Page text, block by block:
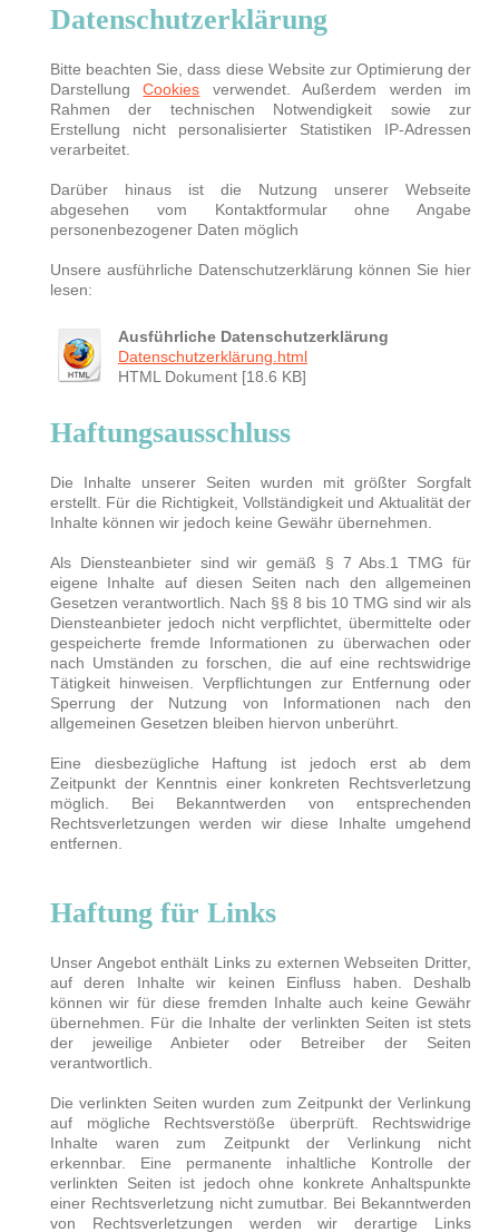
Datenschutzerklärung
Bitte beachten Sie, dass diese Website zur Optimierung der
DarstellungCookies verwendet. Außerdem werden im
Rahmen der technischen Notwendigkeit sowie zur
Erstellung nicht personalisierter Statistiken IP-Adressen
verarbeitet.
Darüber hinaus ist die Nutzung unserer Webseite
abgesehen vom Kontaktformular ohne Angabe
personenbezogener Daten möglich
Unsere ausführliche Datenschutzerklärung können Sie hier
lesen:
Ausführliche Datenschutzerklärung
Datenschutzerklärung.html
HTML Dokument [18.6 KB]
Haftungsausschluss
Die Inhalte unserer Seiten wurden mit größter Sorgfalt
erstellt. Für die Richtigkeit, Vollständigkeit und Aktualität der
Inhalte können wir jedoch keine Gewähr übernehmen.
Als Diensteanbieter sind wir gemäß § 7 Abs.1 TMG für
eigene Inhalte auf diesen Seiten nach den allgemeinen
Gesetzen verantwortlich. Nach §§ 8 bis 10 TMG sind wir als
Diensteanbieter jedoch nicht verpflichtet, übermittelte oder
gespeicherte fremde Informationen zu überwachen oder
nach Umständen zu forschen, die auf eine rechtswidrige
Tätigkeit hinweisen. Verpflichtungen zur Entfernung oder
Sperrung der Nutzung von Informationen nach den
allgemeinen Gesetzen bleiben hiervon unberührt.
Eine diesbezügliche Haftung ist jedoch erst ab dem
Zeitpunkt der Kenntnis einer konkreten Rechtsverletzung
möglich. Bei Bekanntwerden von entsprechenden
Rechtsverletzungen werden wir diese Inhalte umgehend
entfernen.
Haftung für Links
Unser Angebot enthält Links zu externen Webseiten Dritter,
auf deren Inhalte wir keinen Einfluss haben. Deshalb
können wir für diese fremden Inhalte auch keine Gewähr
übernehmen. Für die Inhalte der verlinkten Seiten ist stets
der jeweilige Anbieter oder Betreiber der Seiten
verantwortlich.
Die verlinkten Seiten wurden zum Zeitpunkt der Verlinkung
auf mögliche Rechtsverstöße überprüft. Rechtswidrige
Inhalte waren zum Zeitpunkt der Verlinkung nicht
erkennbar. Eine permanente inhaltliche Kontrolle der
verlinkten Seiten ist jedoch ohne konkrete Anhaltspunkte
einer Rechtsverletzung nicht zumutbar. Bei Bekanntwerden
von Rechtsverletzungen werden wir derartige Links